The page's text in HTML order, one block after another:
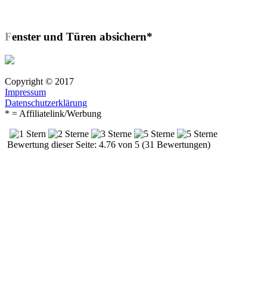
Fenster und Türen absichern*
Copyright © 2017
Impressum
Datenschutzerklärung
* = Affiliatelink/Werbung
Bewertung dieser Seite: 4.76 von 5 (31 Bewertungen)